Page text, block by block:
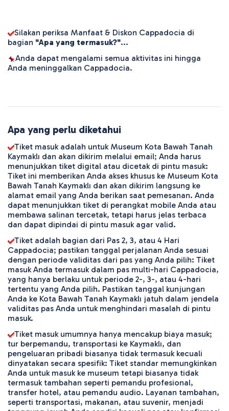
Silakan periksa Manfaat & Diskon Cappadocia di
bagian "Apa yang termasuk?"...
Anda dapat mengalami semua aktivitas ini hingga
Anda meninggalkan Cappadocia.
Apa yang perlu diketahui
Tiket masuk adalah untuk Museum Kota Bawah Tanah
Kaymaklı dan akan dikirim melalui email; Anda harus
menunjukkan tiket digital atau dicetak di pintu masuk:
Tiket ini memberikan Anda akses khusus ke Museum Kota
Bawah Tanah Kaymaklı dan akan dikirim langsung ke
alamat email yang Anda berikan saat pemesanan. Anda
dapat menunjukkan tiket di perangkat mobile Anda atau
membawa salinan tercetak, tetapi harus jelas terbaca
dan dapat dipindai di pintu masuk agar valid.
Tiket adalah bagian dari Pas 2, 3, atau 4 Hari
Cappadocia; pastikan tanggal perjalanan Anda sesuai
dengan periode validitas dari pas yang Anda pilih: Tiket
masuk Anda termasuk dalam pas multi-hari Cappadocia,
yang hanya berlaku untuk periode 2-, 3-, atau 4-hari
tertentu yang Anda pilih. Pastikan tanggal kunjungan
Anda ke Kota Bawah Tanah Kaymaklı jatuh dalam jendela
validitas pas Anda untuk menghindari masalah di pintu
masuk.
Tiket masuk umumnya hanya mencakup biaya masuk;
tur berpemandu, transportasi ke Kaymaklı, dan
pengeluaran pribadi biasanya tidak termasuk kecuali
dinyatakan secara spesifik: Tiket standar memungkinkan
Anda untuk masuk ke museum tetapi biasanya tidak
termasuk tambahan seperti pemandu profesional,
transfer hotel, atau pemandu audio. Layanan tambahan,
seperti transportasi, makanan, atau suvenir, menjadi